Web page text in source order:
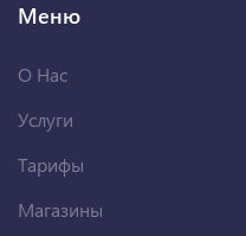
Меню
О Нас
Услуги
Тарифы
Магазины